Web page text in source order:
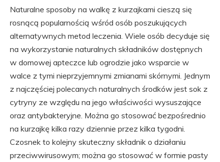
Naturalne sposoby na walkę z kurzajkami cieszą się
rosnącą popularnością wśród osób poszukujących
alternatywnych metod leczenia. Wiele osób decyduje się
na wykorzystanie naturalnych składników dostępnych
w domowej apteczce lub ogrodzie jako wsparcie w
walce z tymi nieprzyjemnymi zmianami skórnymi. Jednym
z najczęściej polecanych naturalnych środków jest sok z
cytryny ze względu na jego właściwości wysuszające
oraz antybakteryjne. Można go stosować bezpośrednio
na kurzajkę kilka razy dziennie przez kilka tygodni.
Czosnek to kolejny skuteczny składnik o działaniu
przeciwwirusowym; można go stosować w formie pasty